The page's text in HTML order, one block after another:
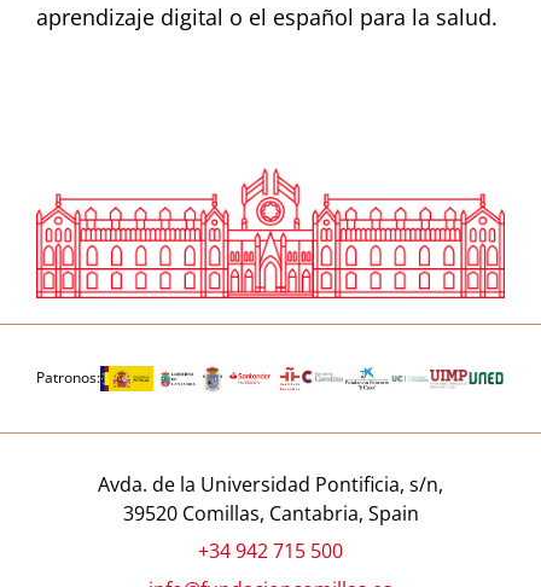
aprendizaje digital o el español para la salud.
Patronos:
Avda. de la Universidad Pontificia, s/n,
39520 Comillas, Cantabria, Spain
+34 942 715 500